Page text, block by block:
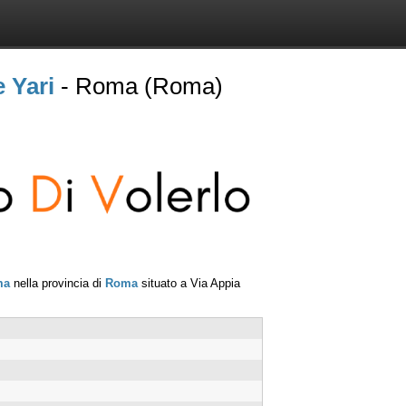
Yari - Roma (Roma)
nella provincia di Roma situato a Via Appia